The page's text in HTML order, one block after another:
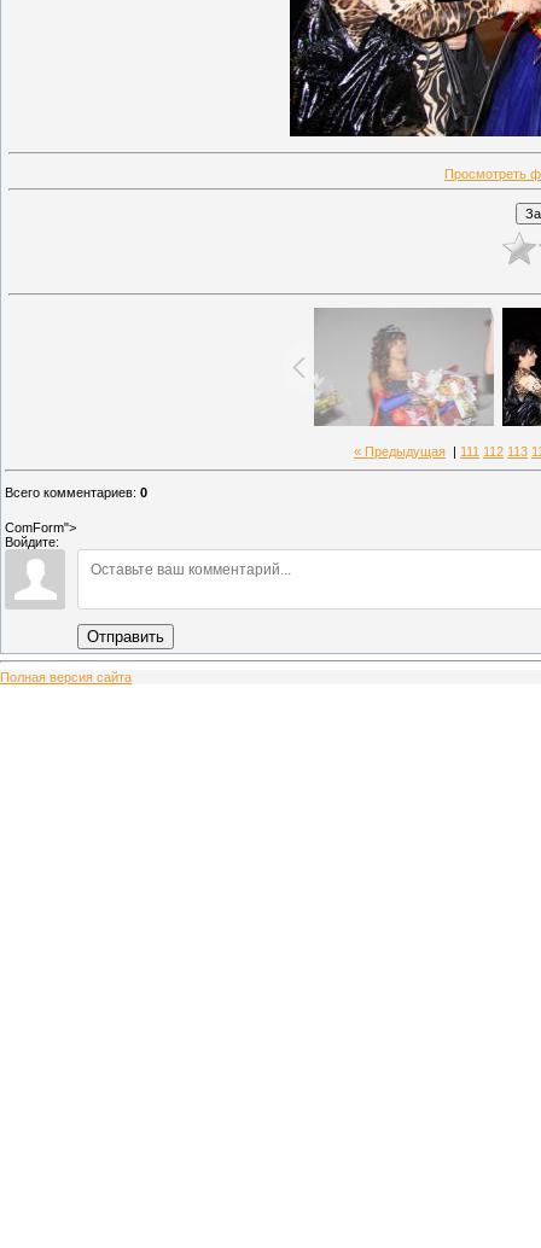
Просмотреть
« Предыдущая 111 112 113
Всего комментариев: 0
ComForm">
Войдите:
Отправить
Полная версия сайта